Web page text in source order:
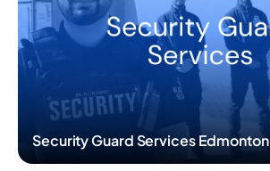
Security Guard Services Edmonton